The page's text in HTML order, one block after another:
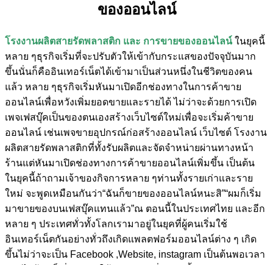
ของออนไลน์
โรงงานผลิตสายรัดพลาสติก และ การขายของออนไลน์ในยุคนี้
หลาย ๆธุรกิจเริ่มที่จะปรับตัวให้เข้ากับกระแสของปัจจุบันมาก
ขึ้นนั่นก็คืออินเทอร์เน็ตได้เข้ามาเป็นส่วนหนึ่งในชีวิตของคน
แล้ว หลาย ๆธุรกิจเริ่มหันมาเปิดอีกช่องทางในการค้าขาย
ออนไลน์เพื่อหวังเพิ่มยอดขายและรายได้ ไม่ว่าจะด้วยการเปิด
เพจเฟสบุ๊คเป็นของตนเองสร้างเว็บไซต์ใหม่เพื่อจะเริ่มค้าขาย
ออนไลน์ เช่นเพจขายอุปกรณ์ก่อสร้างออนไลน์ เว็บไซต์ โรงงาน
ผลิตสายรัดพลาสติกที่ทั้งรับผลิตและจัดจำหน่ายผ่านทางหน้า
ร้านแต่หันมาเปิดช่องทางการค้าขายออนไลน์เพิ่มขึ้น เป็นต้น
ในยุคนี้ถ้าถามเจ้าของกิจการหลาย ๆท่านทั้งรายเก่าและราย
ใหม่ จะพูดเหมือนกันว่า“ฉันก็ขายของออนไลน์หนะสิ”“ผมก็เริ่ม
มาขายของบนเฟสบุ๊คแทนแล้ว”ณ ตอนนี้ในประเทศไทย และอีก
หลาย ๆ ประเทศทั่วทั้งโลกเรามาอยู่ในยุคที่ผู้คนเริ่มใช้
อินเทอร์เน็ตกันอย่างทั่วถึงเกิดแพลตฟอร์มออนไลน์ต่าง ๆ เกิด
ขึ้นไม่ว่าจะเป็น Facebook ,Website, instagram เป็นต้นพอเวลา